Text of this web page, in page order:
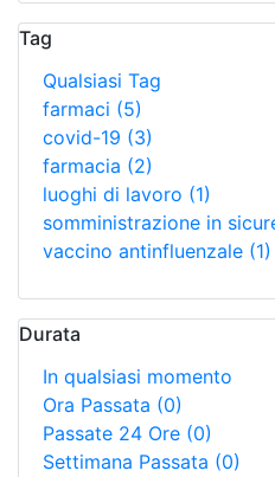
Tag
Qualsiasi Tag
farmaci (5)
covid-19 (3)
farmacia (2)
luoghi di lavoro (1)
somministrazione in
vaccino antinfluenzale (1)
Durata
In qualsiasi momento
Ora Passata (0)
Passate 24 Ore (0)
Settimana Passata (0)